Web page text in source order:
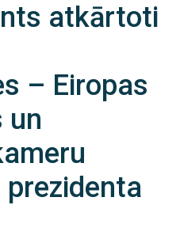
atkārtoti
– Eiropas
un